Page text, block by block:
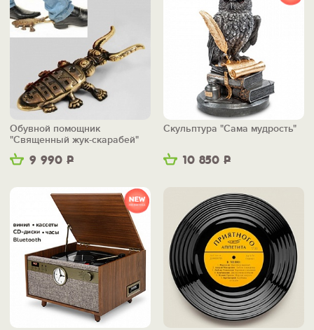
9 990 Р
Обувной помощник
"Священный жук-скарабей"
10 850 Р
Скульптура "Сама мудрость"